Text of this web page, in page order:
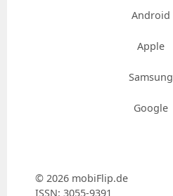
Android
Apple
Samsung
Google
© 2026 mobiFlip.de
ISSN: 3055-9391